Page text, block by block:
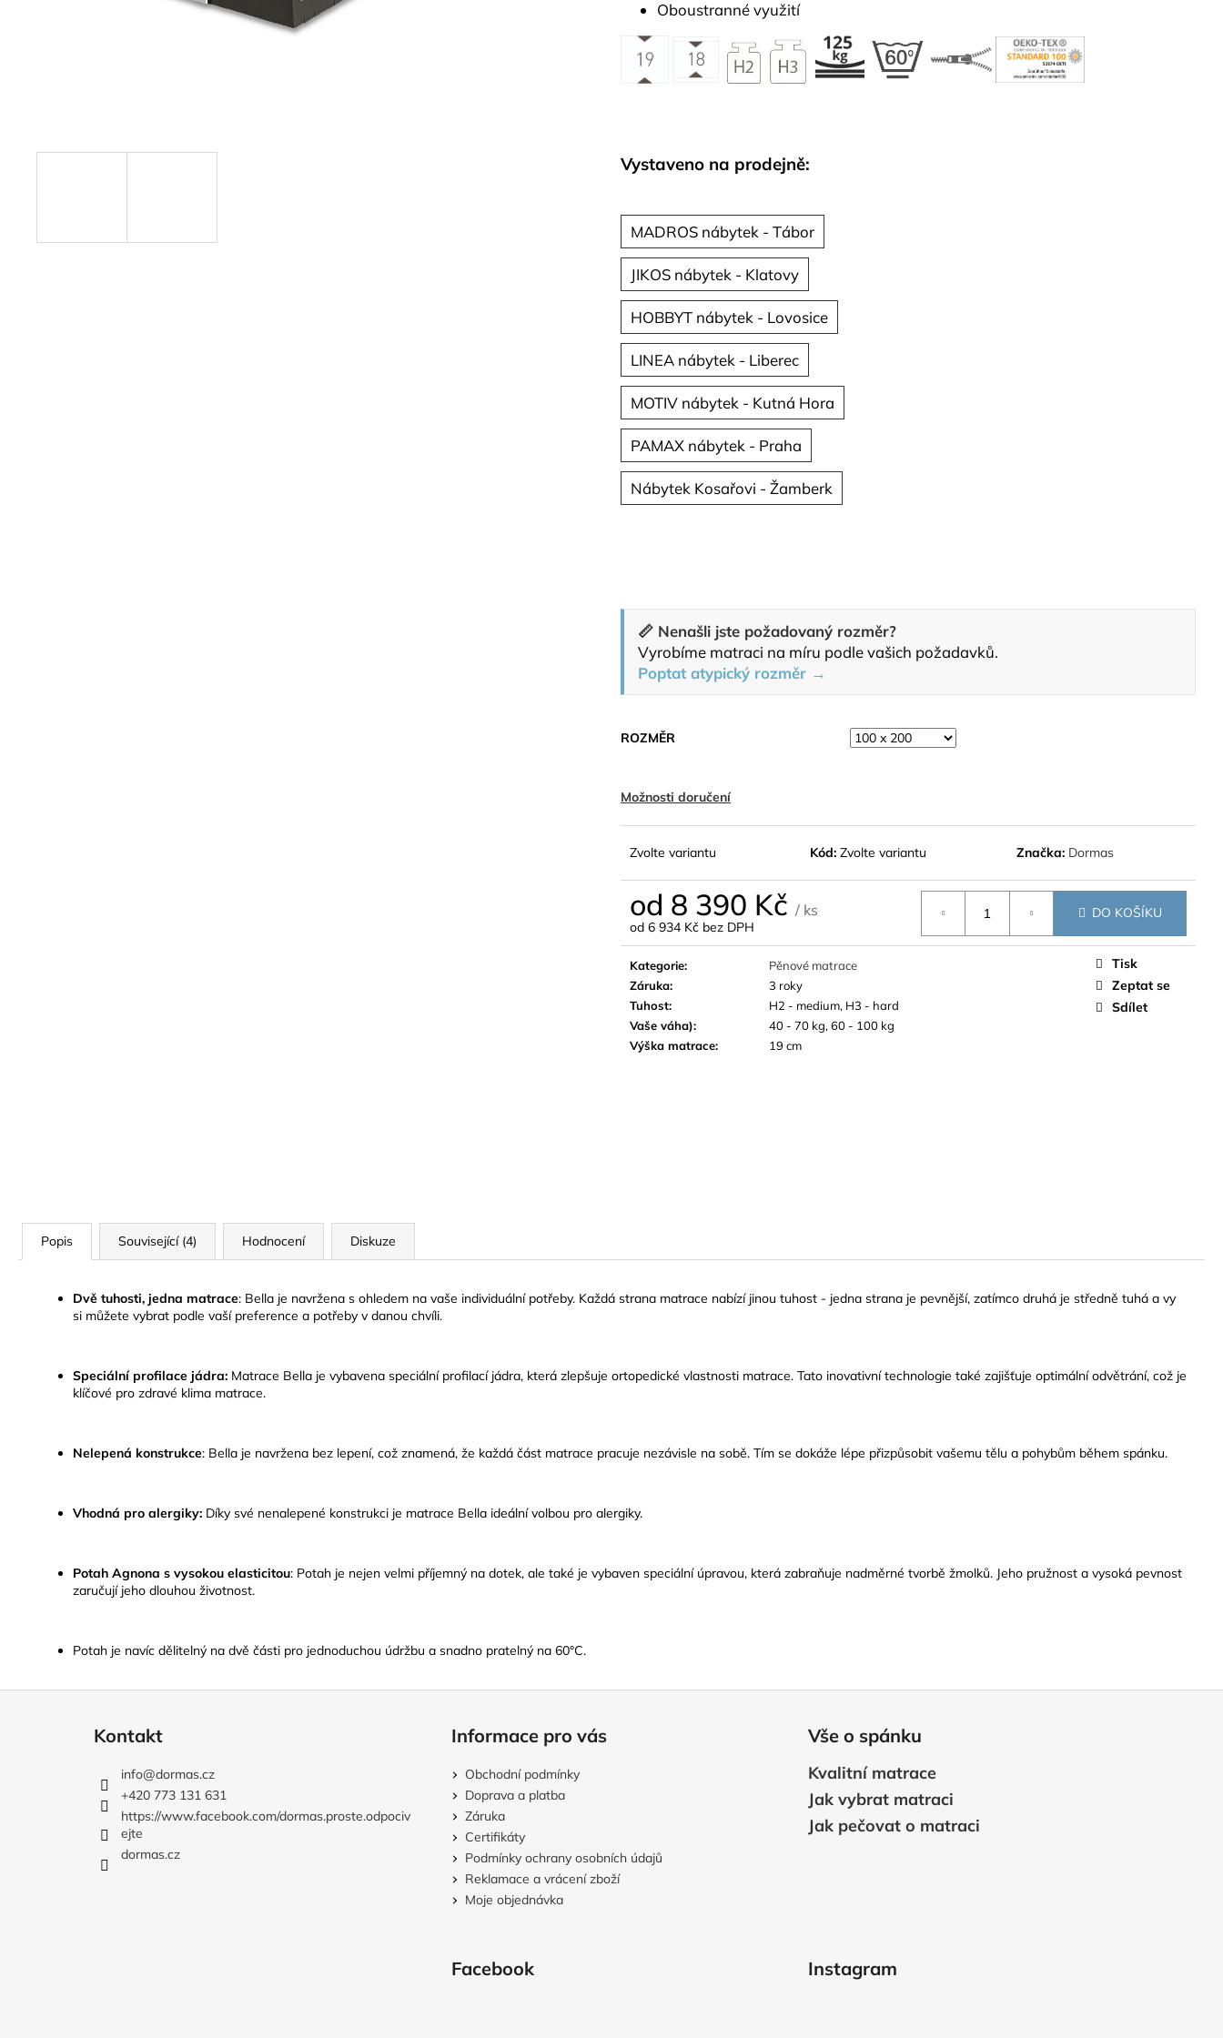
Oboustranné využití
Vystaveno na prodejně:
MADROS nábytek - Tábor
JIKOS nábytek - Klatovy
HOBBYT nábytek - Lovosice
LINEA nábytek - Liberec
MOTIV nábytek - Kutná Hora
PAMAX nábytek - Praha
Nábytek Kosařovi - Žamberk
📏 Nenašli jste požadovaný rozměr?
Vyrobíme matraci na míru podle vašich požadavků.
Poptat atypický rozměr →
ROZMĚR
Možnosti doručení
Zvolte variantu Kód: Zvolte variantu Značka: Dormas
od 8 390 Kč / ks
od 6 934 Kč bez DPH
Měrná
cena:
DO KOŠÍKU
Kategorie:
Pěnové matrace
Záruka:
3 roky
Tuhost:
H2 - medium, H3 - hard
Vaše váha):
40 - 70 kg, 60 - 100 kg
Výška matrace: 19 cm
Tisk
Zeptat se
Sdílet
Popis Související (4) Hodnocení Diskuze
Dvě tuhosti, jedna matrace: Bella je navržena s ohledem na vaše individuální potřeby. Každá strana matrace nabízí jinou tuhost - jedna strana je pevnější, zatímco druhá je středně tuhá a vy
si můžete vybrat podle vaší preference a potřeby v danou chvíli.
Speciální profilace jádra: Matrace Bella je vybavena speciální profilací jádra, která zlepšuje ortopedické vlastnosti matrace. Tato inovativní technologie také zajišťuje optimální odvětrání, což je
klíčové pro zdravé klima matrace.
Nelepená konstrukce: Bella je navržena bez lepení, což znamená, že každá část matrace pracuje nezávisle na sobě. Tím se dokáže lépe přizpůsobit vašemu tělu a pohybům během spánku.
Vhodná pro alergiky: Díky své nenalepené konstrukci je matrace Bella ideální volbou pro alergiky.
Potah Agnona s vysokou elasticitou: Potah je nejen velmi příjemný na dotek, ale také je vybaven speciální úpravou, která zabraňuje nadměrné tvorbě žmolků. Jeho pružnost a vysoká pevnost
zaručují jeho dlouhou životnost.
Potah je navíc dělitelný na dvě části pro jednoduchou údržbu a snadno pratelný na 60°C.
Kontakt
info@dormas.cz
+420 773 131 631
https://www.facebook.com/dormas.proste.odpociv
ejte
dormas.cz
Informace pro vás
Obchodní podmínky
Doprava a platba
Záruka
Certifikáty
Podmínky ochrany osobních údajů
Reklamace a vrácení zboží
Moje objednávka
Vše o spánku
Kvalitní matrace
Jak vybrat matraci
Jak pečovat o matraci
Facebook Instagram